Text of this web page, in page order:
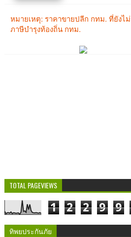
TOTAL PAGEVIEWS
1 2 2 9 9
ทิพยประกันภัย